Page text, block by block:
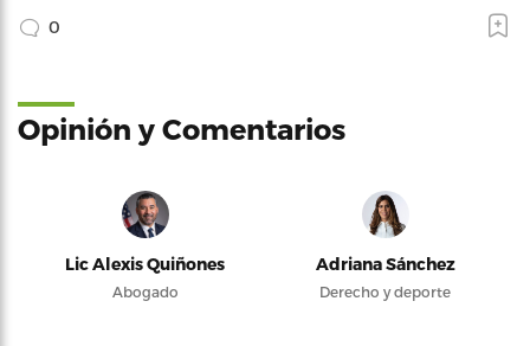
0
Opinión y Comentarios
Lic Alexis Quiñones
Abogado
Adriana Sánchez
Derecho y deporte